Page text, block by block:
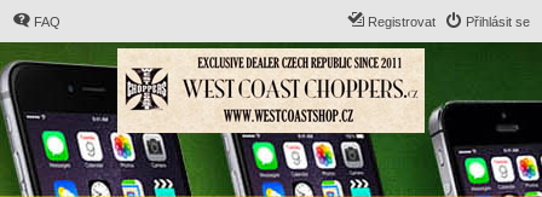
FAQ Přihlásit se
Registrovat